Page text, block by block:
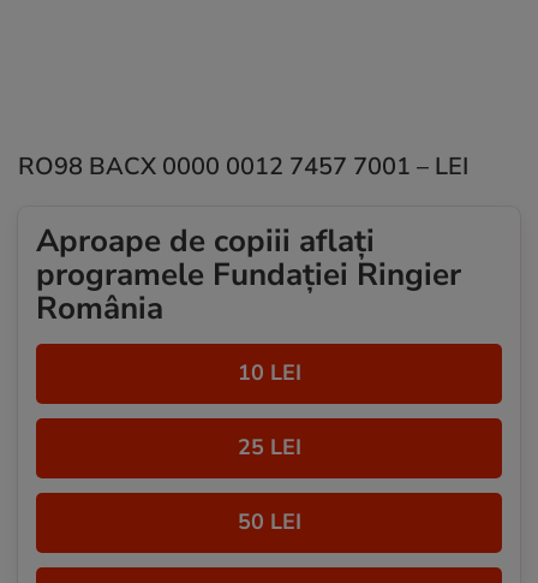
RO98 BACX 0000 0012 7457 7001 – LEI
Aproape de copiii aflați
programele Fundației Ringier
România
10 LEI
25 LEI
50 LEI